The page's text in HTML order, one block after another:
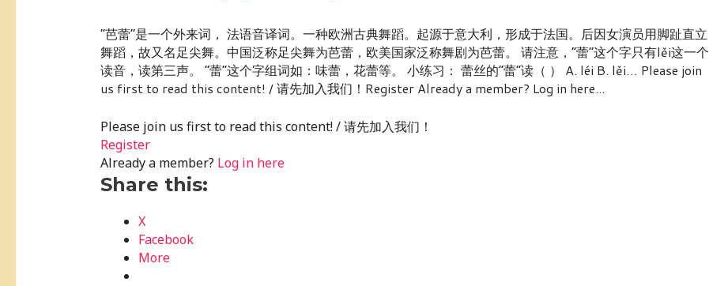
“芭蕾”是一个外来词， 法语音译词。一种欧洲古典舞蹈。起源于意大利，形成于法国。后因女演员用脚趾直立
舞蹈，故又名足尖舞。中国泛称足尖舞为芭蕾，欧美国家泛称舞剧为芭蕾。 请注意，“蕾”这个字只有lěi这一个
读音，读第三声。 “蕾”这个字组词如：味蕾，花蕾等。 小练习： 蕾丝的“蕾”读（ ） A. léi B. lěi… Please join
us first to read this content! / 请先加入我们！Register Already a member? Log in here...
Please join us first to read this content! / 请先加入我们！
Register
Already a member? Log in here
Share this:
X
Facebook
More